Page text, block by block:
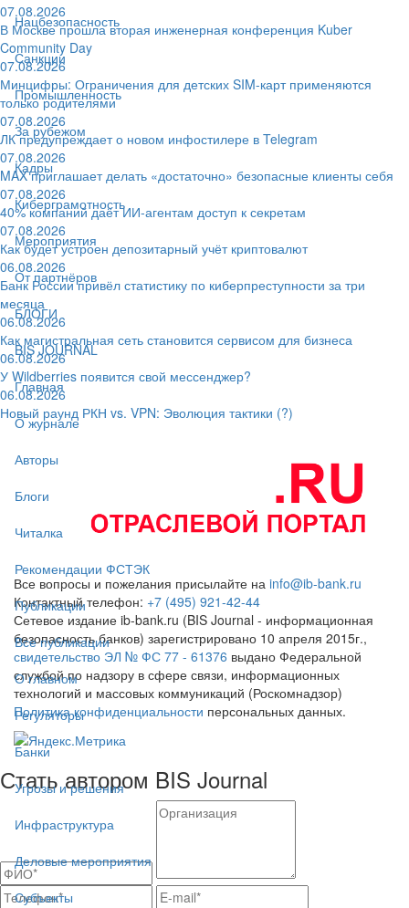
Нацбезопасность
Санкции
Промышленность
За рубежом
Кадры
Киберграмотность
Мероприятия
От партнёров
БЛОГИ
BIS JOURNAL
Главная
О журнале
Авторы
Блоги
Читалка
Рекомендации ФСТЭК
Публикации
Все публикации
О главном
Регуляторы
Банки
Угрозы и решения
Инфраструктура
Деловые мероприятия
Субъекты
07.08.2026
В Москве прошла вторая инженерная конференция Kuber
Community Day
07.08.2026
Минцифры: Ограничения для детских SIM-карт применяются
только родителями
07.08.2026
ЛК предупреждает о новом инфостилере в Telegram
07.08.2026
MAX приглашает делать «достаточно» безопасные клиенты себя
07.08.2026
40% компаний даёт ИИ‑агентам доступ к секретам
07.08.2026
Как будет устроен депозитарный учёт криптовалют
06.08.2026
Банк России привёл статистику по киберпреступности за три
месяца
06.08.2026
Как магистральная сеть становится сервисом для бизнеса
06.08.2026
У Wildberries появится свой мессенджер?
06.08.2026
Новый раунд РКН vs. VPN: Эволюция тактики (?)
Все вопросы и пожелания присылайте на info@ib-bank.ru
Контактный телефон: +7 (495) 921-42-44
Сетевое издание ib-bank.ru (BIS Journal - информационная
безопасность банков) зарегистрировано 10 апреля 2015г.,
свидетельство ЭЛ № ФС 77 - 61376 выдано Федеральной
службой по надзору в сфере связи, информационных
технологий и массовых коммуникаций (Роскомнадзор)
Политика конфиденциальности персональных данных.
Стать автором BIS Journal